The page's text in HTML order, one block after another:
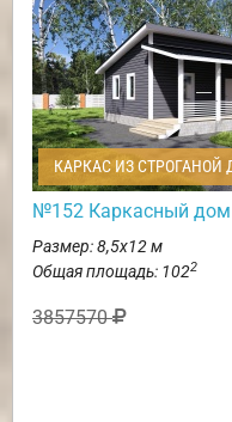
КАРКАС ИЗ СТРОГАНОЙ
№152 Каркасный дом
Размер: 8,5х12 м
Общая площадь: 1022
3857570